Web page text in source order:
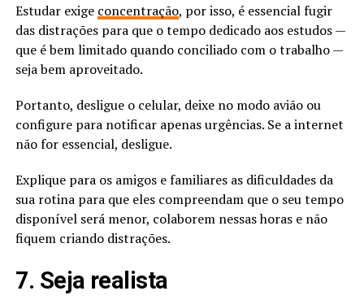
Estudar exige concentração, por isso, é essencial fugir
das distrações para que o tempo dedicado aos estudos —
que é bem limitado quando conciliado com o trabalho —
seja bem aproveitado.
Portanto, desligue o celular, deixe no modo avião ou
configure para notificar apenas urgências. Se a internet
não for essencial, desligue.
Explique para os amigos e familiares as dificuldades da
sua rotina para que eles compreendam que o seu tempo
disponível será menor, colaborem nessas horas e não
fiquem criando distrações.
7. Seja realista